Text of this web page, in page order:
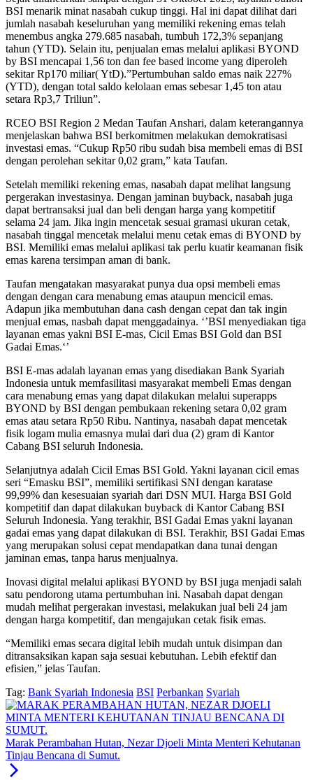
BSI menarik minat nasabah cukup tinggi. Hal ini dapat dilihat dari
jumlah nasabah keseluruhan yang memiliki rekening emas telah
menembus angka 279.685 nasabah, tumbuh 172,3% sepanjang
tahun (YTD). Selain itu, penjualan emas melalui aplikasi BYOND
by BSI mencapai 1,56 ton dan fee based income yang diperoleh
sekitar Rp170 miliar( YtD).”Pertumbuhan saldo emas naik 227%
(YTD), dengan total saldo kelolaan emas sebesar 1,45 ton atau
setara Rp3,7 Triliun”.
RCEO BSI Region 2 Medan Taufan Anshari, dalam keterangannya
menjelaskan bahwa BSI berkomitmen melakukan demokratisasi
investasi emas. “Cukup Rp50 ribu sudah bisa membeli emas di BSI
dengan perolehan sekitar 0,02 gram,” kata Taufan.
Setelah memiliki rekening emas, nasabah dapat melihat langsung
pergerakan investasinya. Dengan jaminan buyback, nasabah juga
dapat bertransaksi jual dan beli dengan harga yang kompetitif
selama 24 jam. Jika ingin mencetak sesuai gramasi ukuran cetak,
nasabah tinggal mencetak melalui menu cetak emas di BYOND by
BSI. Memiliki emas melalui aplikasi tak perlu kuatir keamanan fisik
emas karena tersimpan aman di bank.
Taufan mengatakan masyarakat punya dua opsi membeli emas
dengan dengan cara menabung emas ataupun mencicil emas.
Adapun jika membutuhan dana cash dengan cepat dan tak ingin
menjual emas, nasbah dapat menggadainya. ‘’BSI menyediakan tiga
layanan emas yakni BSI E-mas, Cicil Emas BSI Gold dan BSI
Gadai Emas.‘’
BSI E-mas adalah layanan emas yang disediakan Bank Syariah
Indonesia untuk memfasilitasi masyarakat membeli Emas dengan
cara menabung emas yang dapat dilakukan melalui superapps
BYOND by BSI dengan pembukaan rekening setara 0,02 gram
emas atau setara Rp50 Ribu. Nantinya, nasabah dapat mencetak
fisik logam mulia emasnya mulai dari dua (2) gram di Kantor
Cabang BSI seluruh Indonesia.
Selanjutnya adalah Cicil Emas BSI Gold. Yakni layanan cicil emas
seri “Emasku BSI”, memiliki sertifikasi SNI dengan karatase
99,99% dan kesesuaian syariah dari DSN MUI. Harga BSI Gold
kompetitif dan dapat dilakukan buyback di Kantor Cabang BSI
Seluruh Indonesia. Yang terakhir, BSI Gadai Emas yakni layanan
gadai emas yang dapat dilakukan di BSI. Terakhir, BSI Gadai Emas
yang merupakan solusi cepat mendapatkan dana tunai dengan
jaminan emas, tanpa harus menjualnya.
Inovasi digital melalui aplikasi BYOND by BSI juga menjadi salah
satu pendorong utama pertumbuhan ini. Nasabah dapat dengan
mudah melihat pergerakan investasi, melakukan jual beli 24 jam
dengan harga kompetitif, dan mengajukan cetak fisik emas.
“Memiliki emas secara digital lebih mudah untuk disimpan dan
ditransaksikan kapan saja sesuai kebutuhan. Lebih efektif dan
efisien,” jelas Taufan.
Tag: Bank Syariah Indonesia BSI Perbankan Syariah
Marak Perambahan Hutan, Nezar Djoeli Minta Menteri Kehutanan
Tinjau Bencana di Sumut.